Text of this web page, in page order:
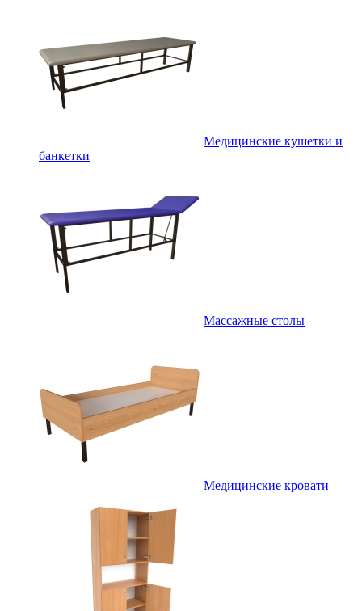
Медицинские кушетки и
банкетки
Массажные столы
Медицинские кровати